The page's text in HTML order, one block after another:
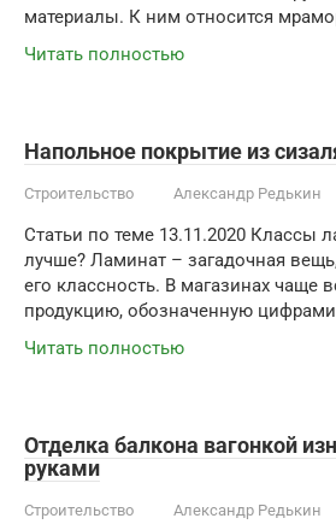
материалы. К ним относится
Читать полностью
Напольное покрытие из
Строительство Александр Редькин
Статьи по теме 13.11.2020 Классы
лучше? Ламинат – загадочная
его классность. В магазинах чаще
продукцию, обозначенную цифрами
Читать полностью
Отделка балкона вагонкой
руками
Строительство Александр Редькин